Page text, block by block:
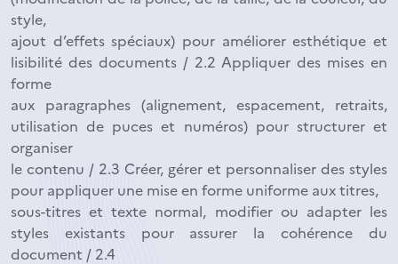
style,
ajout d’effets spéciaux) pour améliorer esthétique et
lisibilité des documents / 2.2 Appliquer des mises en
forme
aux paragraphes (alignement, espacement, retraits,
utilisation de puces et numéros) pour structurer et
organiser
le contenu / 2.3 Créer, gérer et personnaliser des styles
pour appliquer une mise en forme uniforme aux titres,
sous-titres et texte normal, modifier ou adapter les
styles existants pour assurer la cohérence du
document / 2.4